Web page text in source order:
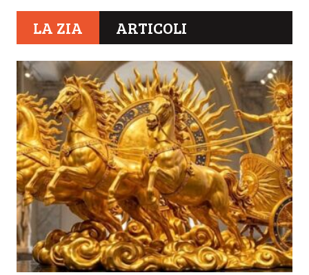
LA ZIA ARTICOLI